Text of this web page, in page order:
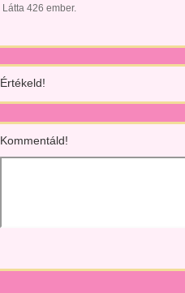
Látta 426 ember.
Értékeld!
Kommentáld!